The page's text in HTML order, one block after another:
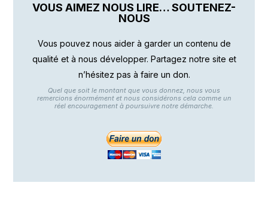
VOUS AIMEZ NOUS LIRE… SOUTENEZ-
NOUS
Vous pouvez nous aider à garder un contenu de
qualité et à nous développer. Partagez notre site et
n’hésitez pas à faire un don.
Quel que soit le montant que vous donnez, nous vous
remercions énormément et nous considérons cela comme un
réel encouragement à poursuivre notre démarche.